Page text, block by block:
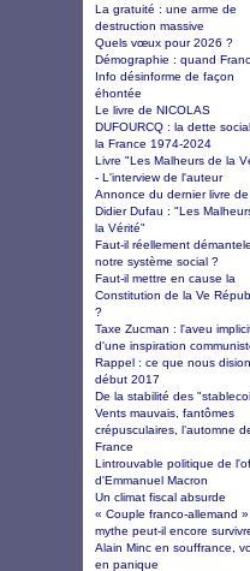
La gratuité : une arme de
destruction massive
Quels vœux pour 2026 ?
Démographie : quand
Info désinforme de façon
éhontée
Le livre de NICOLAS
DUFOURCQ : la dette
la France 1974-2024
Livre "Les Malheurs de la
- L'interview de l'auteur
Annonce du dernier livre de
Didier Dufau : "Les
la Vérité"
Faut-il réellement
notre système social ?
Faut-il mettre en cause la
Constitution de la Ve
?
Taxe Zucman : l'aveu
d'une inspiration
Rappel : ce que nous
début 2017
De la stabilité des
Vents mauvais, fantômes
crépusculaires, l’automne
France
Lintrouvable politique de
d'Emmanuel Macron
Un climat fiscal absurde
« Couple franco-allemand »
mythe peut-il encore
Alain Minc en souffrance,
en panique